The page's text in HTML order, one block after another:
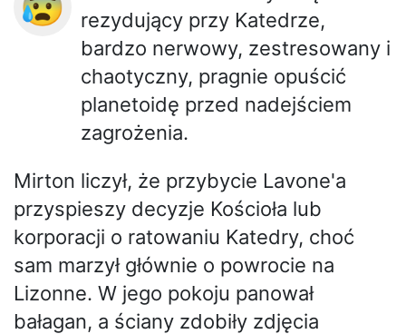
rezydujący przy Katedrze,
bardzo nerwowy, zestresowany i
chaotyczny, pragnie opuścić
planetoidę przed nadejściem
zagrożenia.
Mirton liczył, że przybycie Lavone'a
przyspieszy decyzje Kościoła lub
korporacji o ratowaniu Katedry, choć
sam marzył głównie o powrocie na
Lizonne. W jego pokoju panował
bałagan, a ściany zdobiły zdjęcia